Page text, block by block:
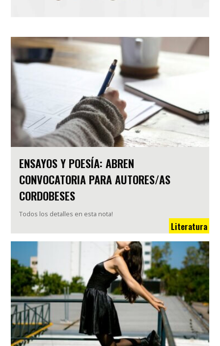
ENSAYOS Y POESÍA: ABREN
CONVOCATORIA PARA AUTORES/AS
CORDOBESES
Todos los detalles en esta nota!
Literatura